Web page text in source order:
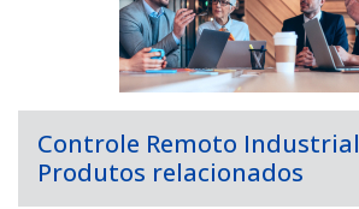
Controle Remoto Industrial
Produtos relacionados